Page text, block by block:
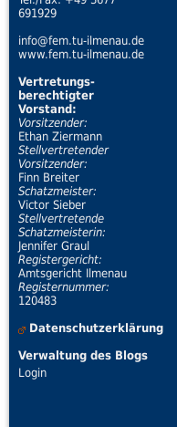
691929
info@fem.tu-ilmenau.de
www.fem.tu-ilmenau.de
Vertretungs-
berechtigter
Vorstand:
Vorsitzender:
Ethan Ziermann
Stellvertretender
Vorsitzender:
Finn Breiter
Schatzmeister:
Victor Sieber
Stellvertretende
Schatzmeisterin:
Jennifer Graul
Registergericht:
Amtsgericht Ilmenau
Registernummer:
120483
Datenschutzerklärung
Verwaltung des Blogs
Login